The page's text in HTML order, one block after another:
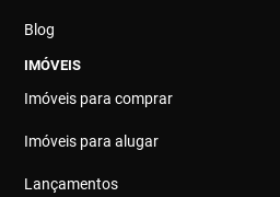
Blog
IMÓVEIS
Imóveis para comprar
Imóveis para alugar
Lançamentos